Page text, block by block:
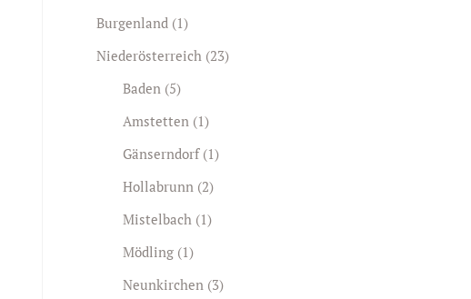
Burgenland (1)
Niederösterreich (23)
Baden (5)
Amstetten (1)
Gänserndorf(1)
Hollabrunn (2)
Mistelbach (1)
Mödling (1)
Neunkirchen (3)